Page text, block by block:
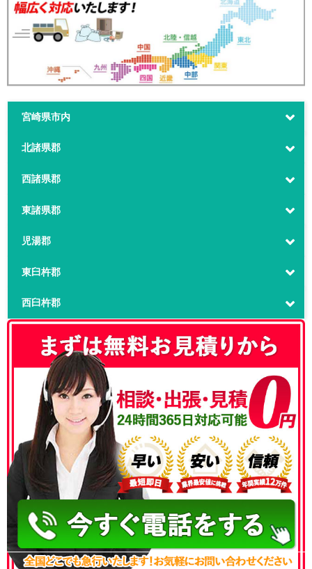
宮崎県市内
北諸県郡
西諸県郡
東諸県郡
児湯郡
東臼杵郡
西臼杵郡
050-3186-4780